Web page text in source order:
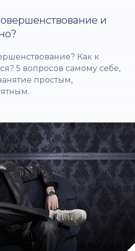
и
Как к
5 вопросов самому себе,
простым,